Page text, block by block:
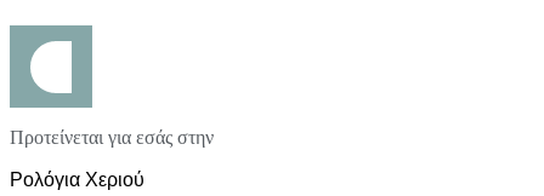
Προτείνεται για εσάς στην
Ρολόγια Χεριού